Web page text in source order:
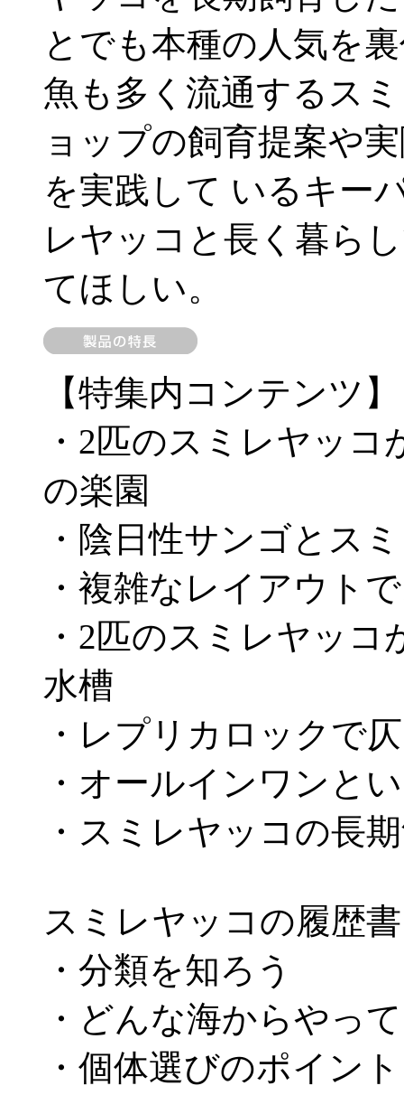
とでも本種の人気を
魚も多く流通するス
ョップの飼育提案や
を実践して いるキー
レヤッコと長く暮ら
てほしい。
【特集内コンテンツ】
・2匹のスミレヤッ
の楽園
・陰日性サンゴとス
・複雑なレイアウト
・2匹のスミレヤッ
水槽
・レプリカロックで
・オールインワンと
・スミレヤッコの長
スミレヤッコの履歴書
・分類を知ろう
・どんな海からやっ
・個体選びのポイント